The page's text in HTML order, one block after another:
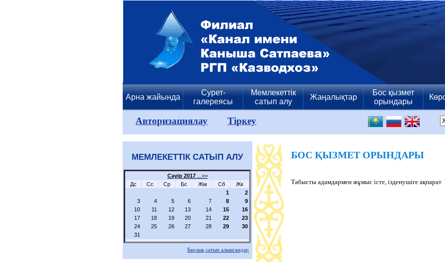
Арна жайында
Сурет-
галереясы
Мемлекеттік
сатып алу
Жаңалықтар
Бос қызмет
орындары
Авторизациялау Тіркеу
МЕМЛЕКЕТТІК САТЫП АЛУ
Сәуір 2017
...>>
Дс
Сс Ср Бс Жм Сб
Жк
1
2
3
4 5 6 7 8
9
10
11 12 13 14 15
16
17
18 19 20 21 22
23
24
25 26 27 28 29
30
31
Барлық сатып алынғандар
БОС ҚЫЗМЕТ ОРЫНДАРЫ
Табысты адамдармен жұмыс істе, ізденушіге ақпарат